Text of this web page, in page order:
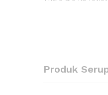
Produk